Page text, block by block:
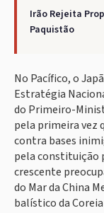
Irão Rejeita
Paquistão
No Pacífico, o
Estratégia
do Primeiro-
pela primeira vez
contra bases
pela constituição
crescente
do Mar da China
balístico da